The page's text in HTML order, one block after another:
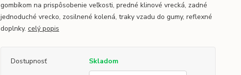
gombíkom na prispôsobenie veľkosti, predné klinové vrecká, zadné
jednoduché vrecko, zosilnené kolená, traky vzadu do gumy, reflexné
doplnky. celý popis
Dostupnosť
Skladom